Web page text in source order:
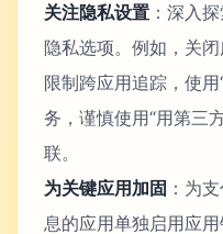
关注隐私设置 ：深入
隐私选项。例如，关
限制跨应用追踪，使
务，谨慎使用“用第三
联。
为关键应用加固 ：为
息的应用单独启用应